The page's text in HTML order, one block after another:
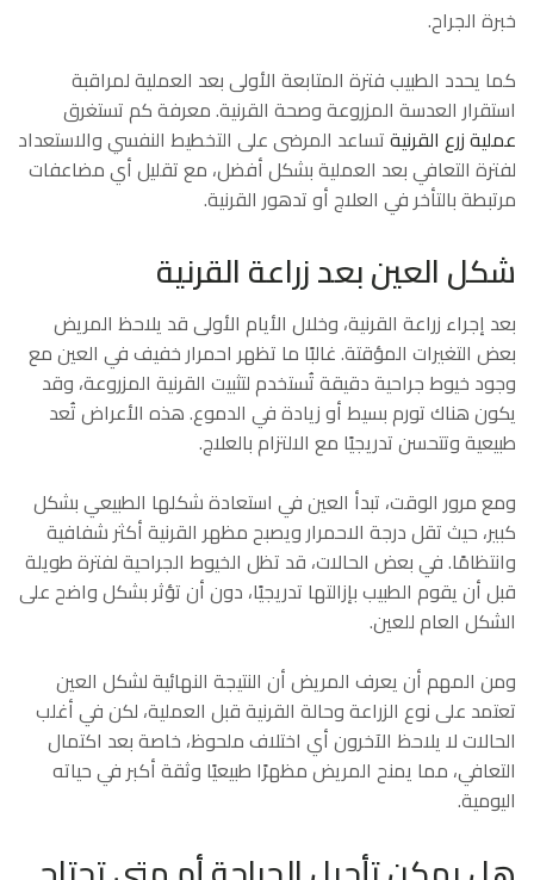
خبرة الجراح.
كما يحدد الطبيب فترة المتابعة الأولى بعد العملية لمراقبة
استقرار العدسة المزروعة وصحة القرنية. معرفة كم تستغرق
عملية زرع القرنيةتساعد المرضى على التخطيط النفسي والاستعداد
لفترة التعافي بعد العملية بشكل أفضل، مع تقليل أي مضاعفات
مرتبطة بالتأخر في العلاج أو تدهور القرنية.
شكل العين بعد زراعة القرنية
بعد إجراء زراعة القرنية، وخلال الأيام الأولى قد يلاحظ المريض
بعض التغيرات المؤقتة. غالبًا ما تظهر احمرار خفيف في العين مع
وجود خيوط جراحية دقيقة تُستخدم لتثبيت القرنية المزروعة، وقد
يكون هناك تورم بسيط أو زيادة في الدموع. هذه الأعراض تُعد
طبيعية وتتحسن تدريجيًا مع الالتزام بالعلاج.
ومع مرور الوقت، تبدأ العين في استعادة شكلها الطبيعي بشكل
كبير، حيث تقل درجة الاحمرار ويصبح مظهر القرنية أكثر شفافية
وانتظامًا. في بعض الحالات، قد تظل الخيوط الجراحية لفترة طويلة
قبل أن يقوم الطبيب بإزالتها تدريجيًا، دون أن تؤثر بشكل واضح على
الشكل العام للعين.
ومن المهم أن يعرف المريض أن النتيجة النهائية لشكل العين
تعتمد على نوع الزراعة وحالة القرنية قبل العملية، لكن في أغلب
الحالات لا يلاحظ الآخرون أي اختلاف ملحوظ، خاصة بعد اكتمال
التعافي، مما يمنح المريض مظهرًا طبيعيًا وثقة أكبر في حياته
اليومية.